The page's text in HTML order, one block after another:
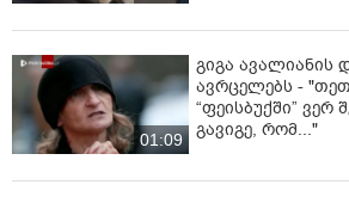
01:09
გიგა ავალიანის
ავრცელებს -
“ფეისბუქში” ვერ
გავიგე, რომ..."